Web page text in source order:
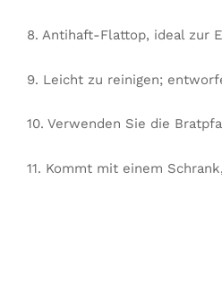
8. Antihaft-Flattop, ideal zur
9. Leicht zu reinigen;
10. Verwenden Sie die
11. Kommt mit einem